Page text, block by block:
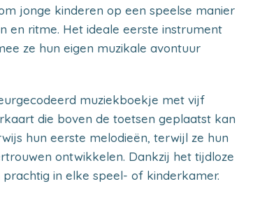
jonge kinderen op een speelse manier
en ritme. Het ideale eerste instrument
ze hun eigen muzikale avontuur
muziekboekje met vijf
die boven de toetsen geplaatst kan
hun eerste melodieën, terwijl ze hun
ontwikkelen. Dankzij het tijdloze
in elke speel- of kinderkamer.